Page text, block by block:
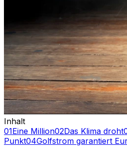
Inhalt
01Eine Million02Das Klima droht
Punkt04Golfstrom garantiert